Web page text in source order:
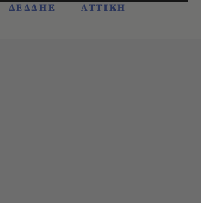
ΔΕΔΔΗΕ ΑΤΤΙΚΗ